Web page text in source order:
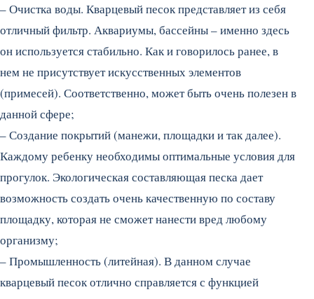
– Очистка воды. Кварцевый песок представляет из себя
отличный фильтр. Аквариумы, бассейны – именно здесь
он используется стабильно. Как и говорилось ранее, в
нем не присутствует искусственных элементов
(примесей). Соответственно, может быть очень полезен в
данной сфере;
– Создание покрытий (манежи, площадки и так далее).
Каждому ребенку необходимы оптимальные условия для
прогулок. Экологическая составляющая песка дает
возможность создать очень качественную по составу
площадку, которая не сможет нанести вред любому
организму;
– Промышленность (литейная). В данном случае
кварцевый песок отлично справляется с функцией